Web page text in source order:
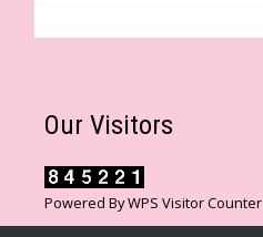
Our Visitors
Powered ByWPS Visitor Counter